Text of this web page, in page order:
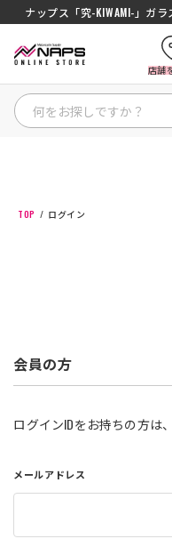
ナップス「究-KIWAMI-」ガ
店舗
カテゴリから探す
ナップスメンバーズ
コーポレートサイト
利用規約
TOP ログイン
会員の方
ログインIDをお持ちの方は
メールアドレス